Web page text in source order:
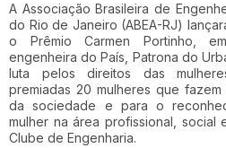
A Associação Brasileira de
do Rio de Janeiro (ABEA-RJ)
o Prêmio Carmen Portinho,
engenheira do País, Patrona do
luta pelos direitos das
premiadas 20 mulheres que
da sociedade e para o
mulher na área profissional, social
Clube de Engenharia.